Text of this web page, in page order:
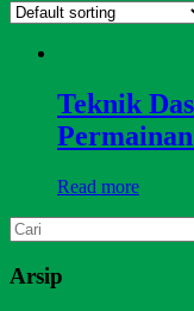
Teknik
Read more
Arsip